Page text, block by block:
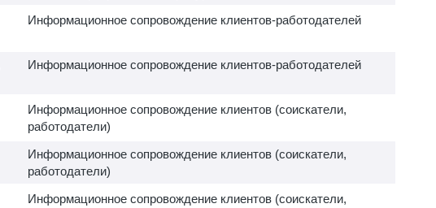
Информационное сопровождение клиентов-работодателей
Информационное сопровождение клиентов-работодателей
Информационное сопровождение клиентов (соискатели,
работодатели)
Информационное сопровождение клиентов (соискатели,
работодатели)
Информационное сопровождение клиентов (соискатели,